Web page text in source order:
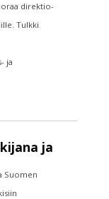
direktio-
Tulkki
ja
ja
Suomen